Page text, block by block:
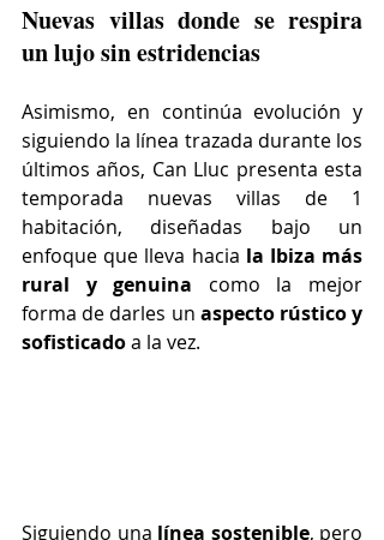
Nuevas villas donde se respira
un lujo sin estridencias
Asimismo, en continúa evolución y
siguiendo la línea trazada durante los
últimos años, Can Lluc presenta esta
temporada nuevas villas de 1
habitación, diseñadas bajo un
enfoque que lleva hacia la Ibiza más
rural y genuina como la mejor
forma de darles un aspecto rústico y
sofisticado a la vez.
Siguiendo una línea sostenible, pero